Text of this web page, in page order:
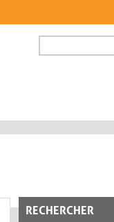
FORMULAIRE
RECHERCHER